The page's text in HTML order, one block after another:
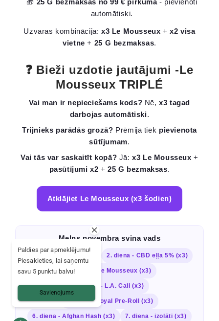
🎁 25 G bezmaksas no 99 € pirkuma- pievienoti
automātiski.
Uzvaras kombinācija:x3 Le Mousseux +x2 visa
vietne + 25 G bezmaksas.
❓ Bieži uzdotie jautājumi -Le
Mousseux TRIPLÉ
Vai man ir nepieciešams kods? Nē,x3 tagad
darbojas automātiski.
Trijnieks parādās grozā? Prēmija tiek pievienota
sūtījumam.
Vai tās var saskaitīt kopā? Jā:x3 Le Mousseux +
pasūtījumi x2 +25 G bezmaksas.
Atklājiet Le Mousseux (x3 šodien)
Melns novembra svina vads
1. diena - Zkittlez (x3) 2. diena - CBD eļļa 5% (x3)
3. diena - Le Mousseux (x3)
4. diena - L.A. Cali (x3)
5. diena - Royal Pre-Roll (x3)
6. diena - Afghan Hash (x3) 7. diena - izolāti (x3)
Paldies par apmeklējumu!
Piesakieties, lai saņemtu
savu 5 punktu balvu!
Savienojums